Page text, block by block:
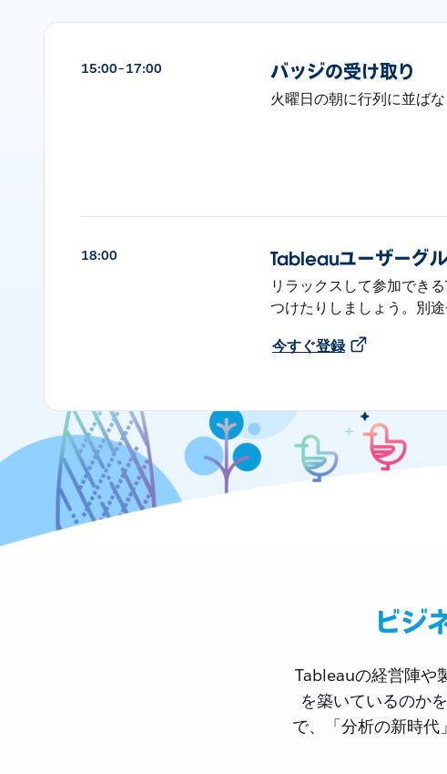
15:00–17:00 バッジの受け取り
火曜日の朝に行列に並ば
18:00 Tableauユーザーグ
リラックスして参加でき
つけたりしましょう。別途
今すぐ登録
ビジ
Tableauの経営陣や
を築いているのか
で、「分析の新時